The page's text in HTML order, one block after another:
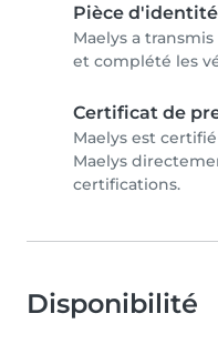
Pièce d'identité
Maelys a
et complété les
Certificat de
Maelys est
Maelys
certifications.
Disponibilité